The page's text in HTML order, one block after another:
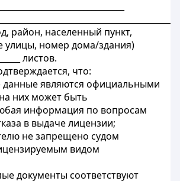
район, населенный пункт,
улицы, номер дома/здания)
листов.
что:
данные являются официальными
них может быть
информация по вопросам
в выдаче лицензии;
не запрещено судом
видом
документы соответствуют